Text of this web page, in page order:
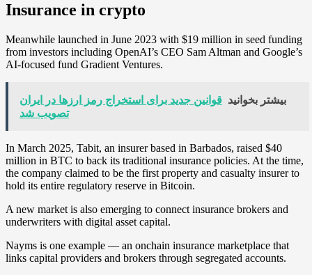
Insurance in crypto
Meanwhile launched in June 2023 with $19 million in seed funding
from investors including OpenAI’s CEO Sam Altman and Google’s
AI-focused fund Gradient Ventures.
بیشتر بخوانید قوانین جدید برای استخراج رمز ارزها در ایران
تصویب شد
In March 2025, Tabit, an insurer based in Barbados, raised $40
million in BTC to back its traditional insurance policies. At the time,
the company claimed to be the first property and casualty insurer to
hold its entire regulatory reserve in Bitcoin.
A new market is also emerging to connect insurance brokers and
underwriters with digital asset capital.
Nayms is one example — an onchain insurance marketplace that
links capital providers and brokers through segregated accounts.